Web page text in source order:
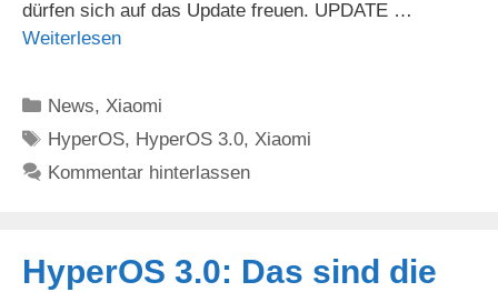
dürfen sich auf das Update freuen. UPDATE …
Weiterlesen
Kategorien
News,Xiaomi
Schlagwörter
HyperOS, HyperOS 3.0,Xiaomi
Kommentar hinterlassen
HyperOS 3.0: Das sind die